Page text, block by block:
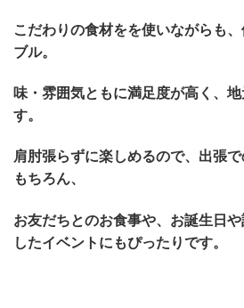
こだわりの食材をを使いながらも
ブル。
味・雰囲気ともに満足度が高く、
す。
肩肘張らずに楽しめるので、出張
もちろん、
お友だちとのお食事や、お誕生日
したイベントにもぴったりです。